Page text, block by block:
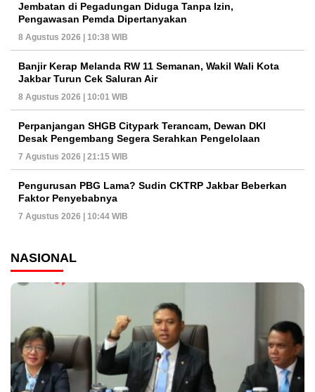
Jembatan di Pegadungan Diduga Tanpa Izin,
Pengawasan Pemda Dipertanyakan
8 Agustus 2026 | 10:38 WIB
Banjir Kerap Melanda RW 11 Semanan, Wakil Wali Kota
Jakbar Turun Cek Saluran Air
8 Agustus 2026 | 10:01 WIB
Perpanjangan SHGB Citypark Terancam, Dewan DKI
Desak Pengembang Segera Serahkan Pengelolaan
7 Agustus 2026 | 21:15 WIB
Pengurusan PBG Lama? Sudin CKTRP Jakbar Beberkan
Faktor Penyebabnya
7 Agustus 2026 | 10:44 WIB
NASIONAL